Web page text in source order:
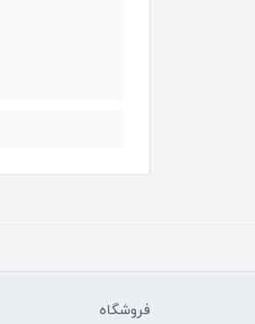
فروشگاه